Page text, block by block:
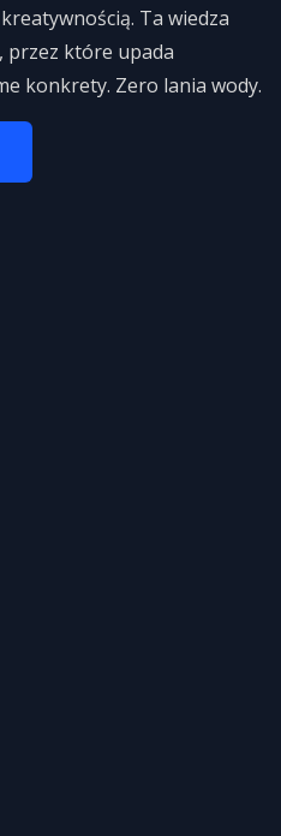
Ta wiedza
przez które upada
konkrety. Zero lania wody.